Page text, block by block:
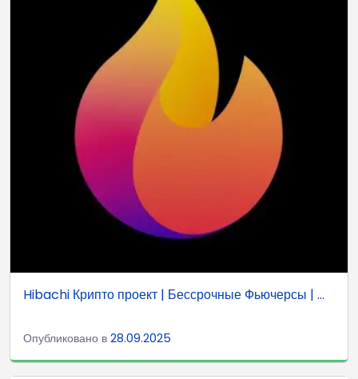
Hibachi Крипто проект | Бессрочные Фьючерсы | ...
Опубликовано в 28.09.2025